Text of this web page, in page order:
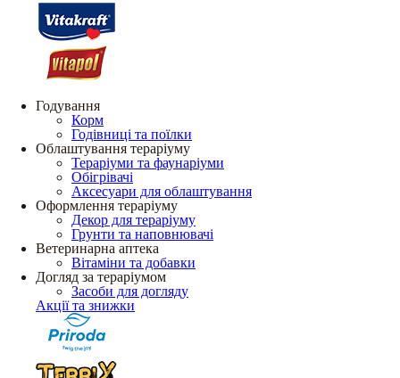
Годування
Корм
Годівниці та поїлки
Облаштування тераріуму
Тераріуми та фаунаріуми
Обігрівачі
Аксесуари для облаштування
Оформлення тераріуму
Декор для тераріуму
Грунти та наповнювачі
Ветеринарна аптека
Вітаміни та добавки
Догляд за тераріумом
Засоби для догляду
Акції та знижки